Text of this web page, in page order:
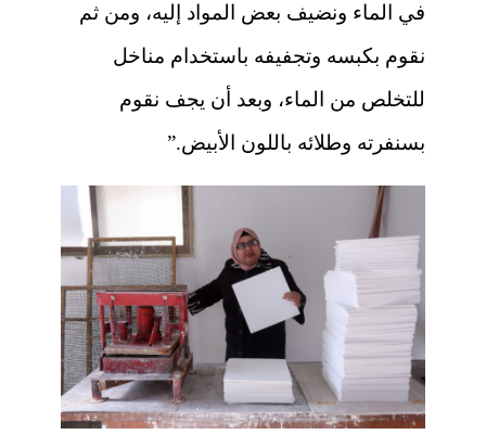
في الماء ونضيف بعض المواد إليه، ومن ثم
نقوم بكبسه وتجفيفه باستخدام مناخل
للتخلص من الماء، وبعد أن يجف نقوم
بسنفرته وطلائه باللون الأبيض.”